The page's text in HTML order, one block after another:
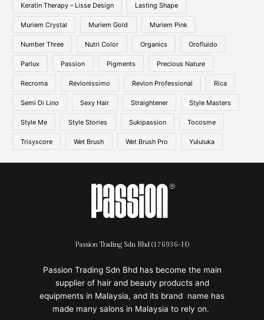
Keratin Therapy – Lisse Design Lasting Shape
Muriem Crystal Muriem Gold Muriem Pink
Number Three Nutri Color Organics Orofluido
Parlux Passion Pigments Precious Nature
Recroma Revlonissimo Revlon Professional Rica
Semi Di Lino Sexy Hair Straightener Style Masters
Style Me Style Stories Sukipassion Tocosme
Trisyscore Wet Brush Wet Brush Pro Yululuka
Passion Trading Sdn Bhd (176936-H)
Passion Trading Sdn Bhd has become the main
supplier of hair and beauty products and
equipments in Malaysia, and its brand name has
made many salons in Malaysia to rely on.